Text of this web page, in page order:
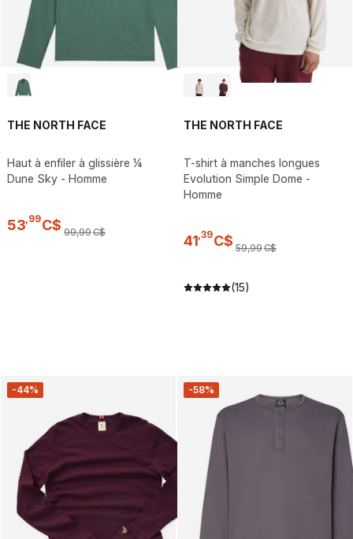
THE NORTH FACE
Haut à enfiler à glissière ¼
Dune Sky - Homme
53 99C$ 99,99C$
THE NORTH FACE
T-shirt à manches longues
Evolution Simple Dome -
Homme
41 39C$ 59,99C$
(15)
-44% -58%